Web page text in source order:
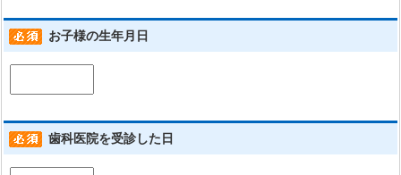
お子様の生年月日
歯科医院を受診した日